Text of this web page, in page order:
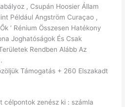
, Csupán Hoosier Állam
Például Angström Curaçao ,
‘ Rénium Összesen Hatékony
Joghatóságok És Csak
Rendben Alább Az
Támogatás + 260 Elszakadt
célpontok zenész ki : számla